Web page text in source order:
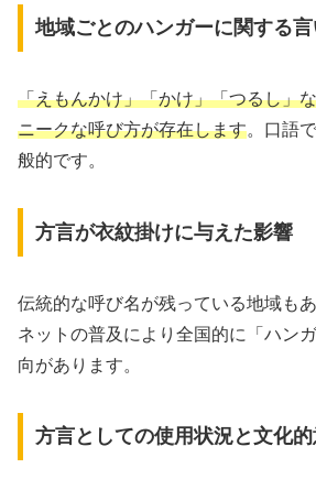
地域ごとのハンガーに関する
「えもんかけ」「かけ」「つるし」
ニークな呼び方が存在します。口語
般的です。
方言が衣紋掛けに与えた影響
伝統的な呼び名が残っている地域も
ネットの普及により全国的に「ハン
向があります。
方言としての使用状況と文化